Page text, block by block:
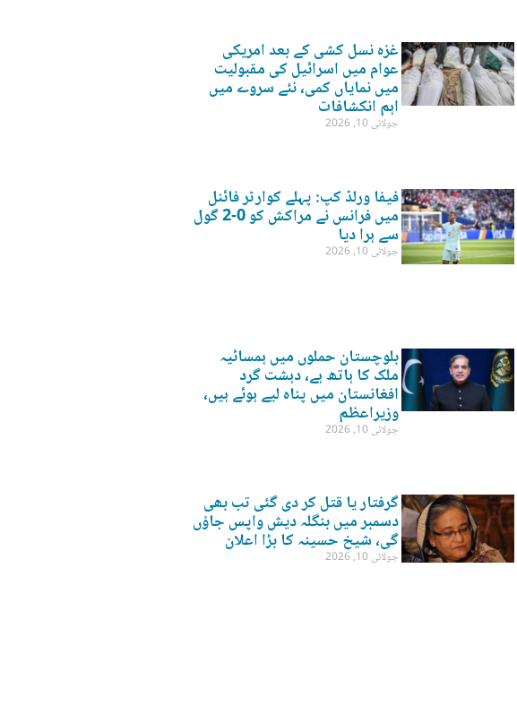
غزہ نسل کشی کے بعد امریکی
عوام میں اسرائیل کی مقبولیت
میں نمایاں کمی، نئے سروے میں
اہم انکشافات
جولائی 10, 2026
فیفا ورلڈ کپ: پہلے کوارٹر فائنل
میں فرانس نے مراکش کو 0-2 گول
سے ہرا دیا
جولائی 10, 2026
بلوچستان حملوں میں ہمسائیہ
ملک کا ہاتھ ہے، دہشت گرد
افغانستان میں پناہ لیے ہوئے ہیں،
وزیراعظم
جولائی 10, 2026
گرفتار یا قتل کر دی گئی تب بھی
دسمبر میں بنگلہ دیش واپس جاؤں
گی، شیخ حسینہ کا بڑا اعلان
جولائی 10, 2026